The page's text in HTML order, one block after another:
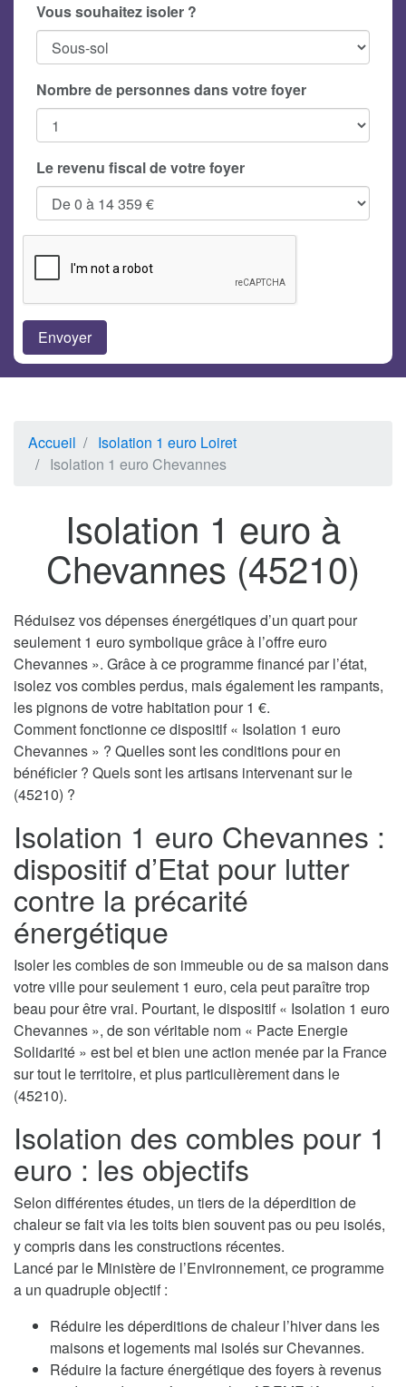
Vous souhaitez isoler ?
Nombre de personnes dans votre foyer
Le revenu fiscal de votre foyer
Accueil
Isolation 1 euro Loiret
Isolation 1 euro Chevannes
Isolation 1 euro à
Chevannes (45210)
Réduisez vos dépenses énergétiques d’un quart pour
seulement 1 euro symbolique grâce à l’offre euro
Chevannes ». Grâce à ce programme financé par l’état,
isolez vos combles perdus, mais également les rampants,
les pignons de votre habitation pour 1 €.
Comment fonctionne ce dispositif « Isolation 1 euro
Chevannes » ? Quelles sont les conditions pour en
bénéficier ? Quels sont les artisans intervenant sur le
(45210) ?
Isolation 1 euro Chevannes :
dispositif d’Etat pour lutter
contre la précarité
énergétique
Isoler les combles de son immeuble ou de sa maison dans
votre ville pour seulement 1 euro, cela peut paraître trop
beau pour être vrai. Pourtant, le dispositif « Isolation 1 euro
Chevannes », de son véritable nom « Pacte Energie
Solidarité » est bel et bien une action menée par la France
sur tout le territoire, et plus particulièrement dans le
(45210).
Isolation des combles pour 1
euro : les objectifs
Selon différentes études, un tiers de la déperdition de
chaleur se fait via les toits bien souvent pas ou peu isolés,
y compris dans les constructions récentes.
Lancé par le Ministère de l’Environnement, ce programme
a un quadruple objectif :
Réduire les déperditions de chaleur l’hiver dans les
maisons et logements mal isolés sur Chevannes.
Réduire la facture énergétique des foyers à revenus